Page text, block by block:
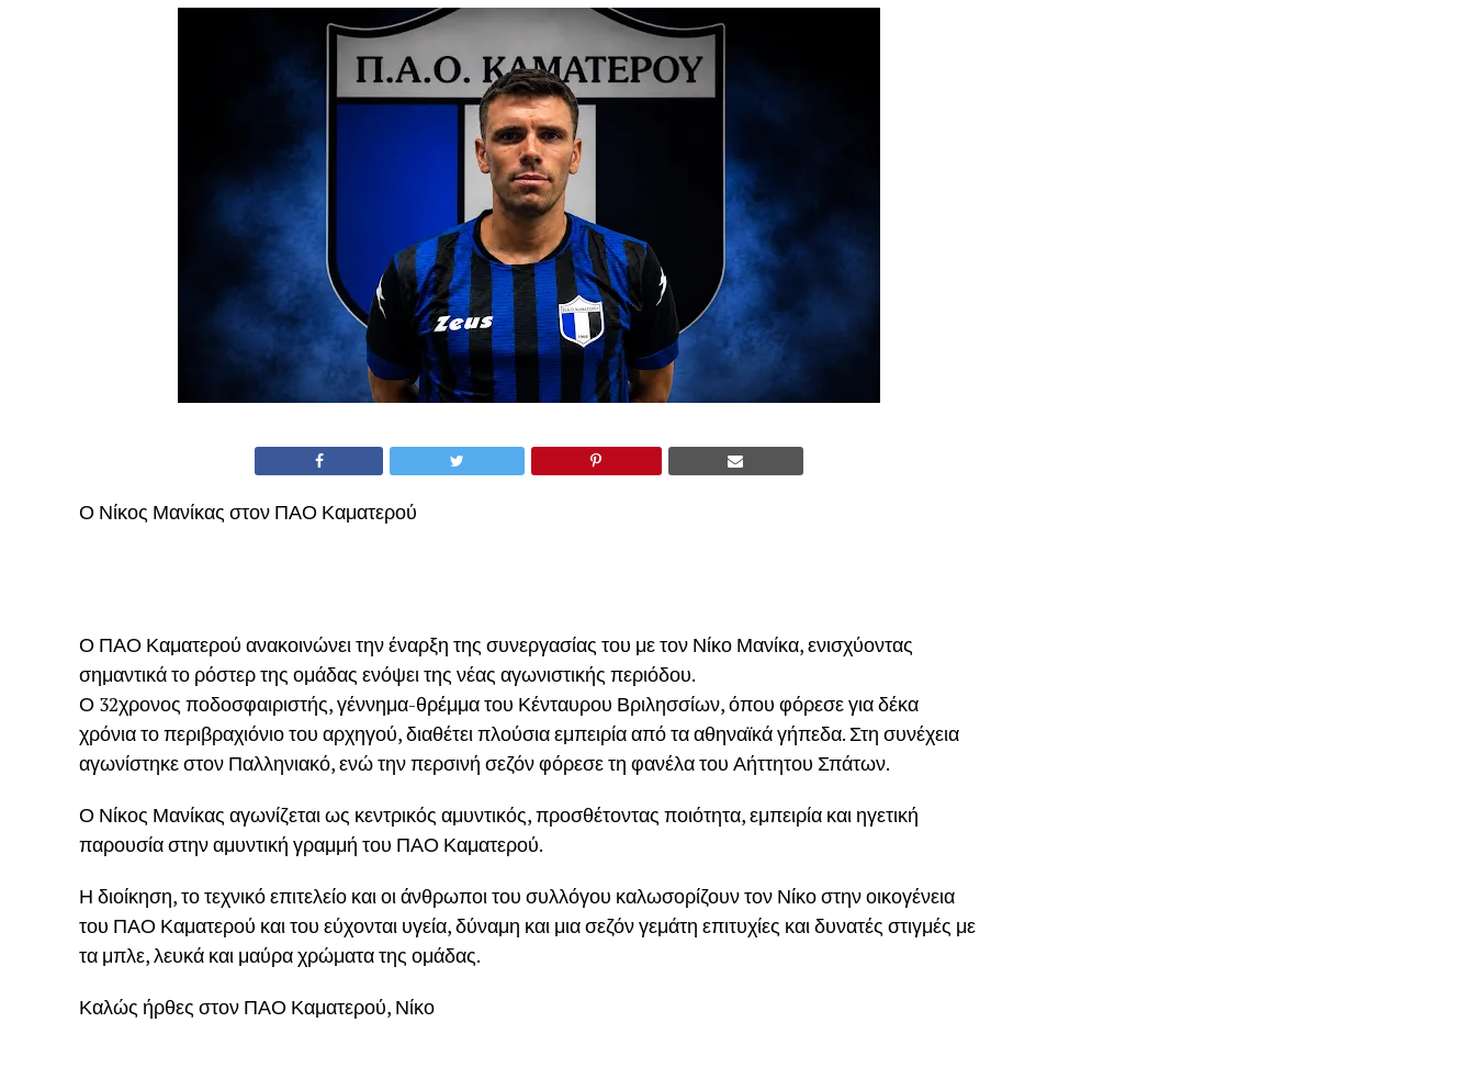
Ο Νίκος Μανίκας στον ΠΑΟ Καματερού
Ο ΠΑΟ Καματερού ανακοινώνει την έναρξη της συνεργασίας του με τον Νίκο Μανίκα, ενισχύοντας
σημαντικά το ρόστερ της ομάδας ενόψει της νέας αγωνιστικής περιόδου.
Ο 32χρονος ποδοσφαιριστής, γέννημα-θρέμμα του Κένταυρου Βριλησσίων, όπου φόρεσε για δέκα
χρόνια το περιβραχιόνιο του αρχηγού, διαθέτει πλούσια εμπειρία από τα αθηναϊκά γήπεδα. Στη συνέχεια
αγωνίστηκε στον Παλληνιακό, ενώ την περσινή σεζόν φόρεσε τη φανέλα του Αήττητου Σπάτων.
Ο Νίκος Μανίκας αγωνίζεται ως κεντρικός αμυντικός, προσθέτοντας ποιότητα, εμπειρία και ηγετική
παρουσία στην αμυντική γραμμή του ΠΑΟ Καματερού.
Η διοίκηση, το τεχνικό επιτελείο και οι άνθρωποι του συλλόγου καλωσορίζουν τον Νίκο στην οικογένεια
του ΠΑΟ Καματερού και του εύχονται υγεία, δύναμη και μια σεζόν γεμάτη επιτυχίες και δυνατές στιγμές με
τα μπλε, λευκά και μαύρα χρώματα της ομάδας.
Καλώς ήρθες στον ΠΑΟ Καματερού, Νίκο